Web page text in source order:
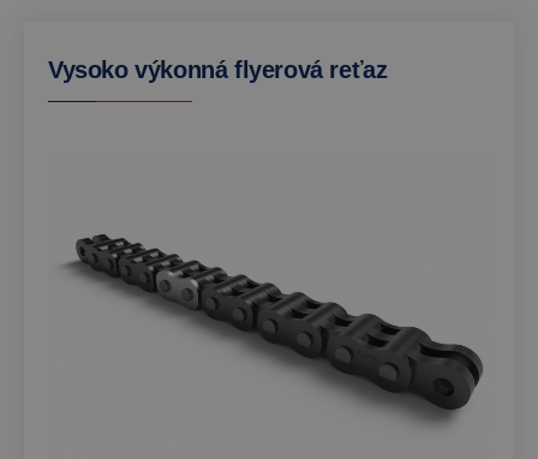
Vysoko výkonná flyerová reťaz